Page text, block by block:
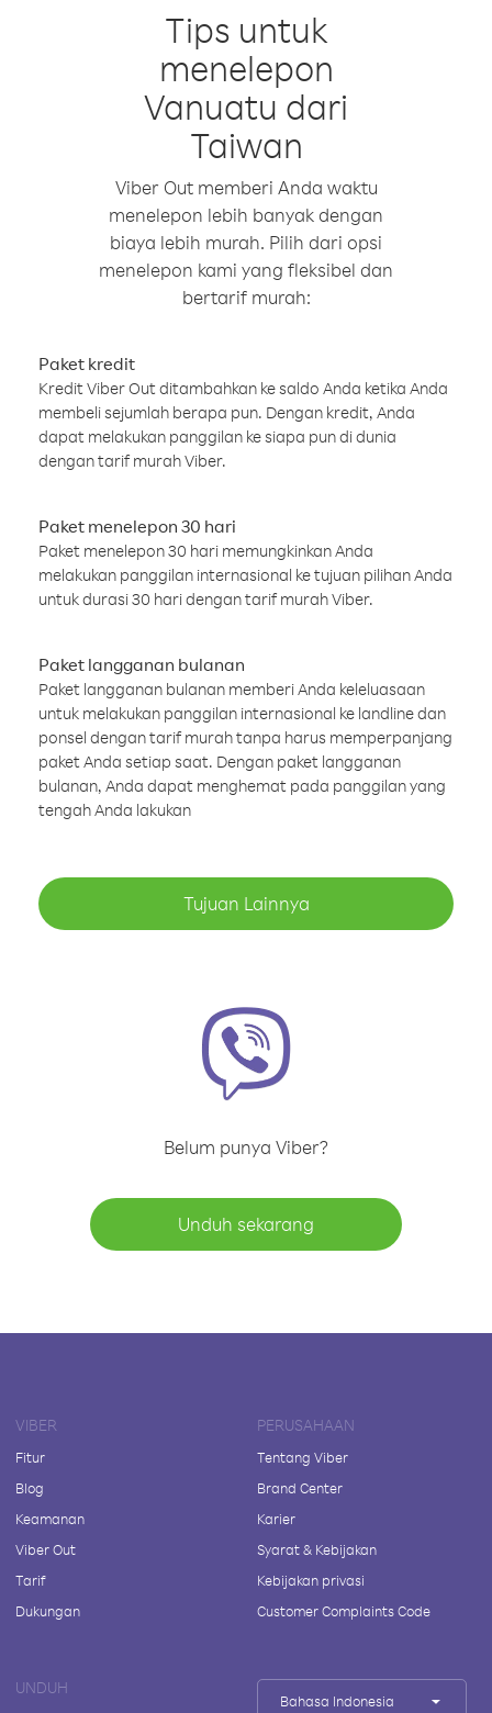
Tips untuk
menelepon
Vanuatu dari
Taiwan
Viber Out memberi Anda waktu
menelepon lebih banyak dengan
biaya lebih murah. Pilih dari opsi
menelepon kami yang fleksibel dan
bertarif murah:
Paket kredit
Kredit Viber Out ditambahkan ke saldo Anda ketika Anda
membeli sejumlah berapa pun. Dengan kredit, Anda
dapat melakukan panggilan ke siapa pun di dunia
dengan tarif murah Viber.
Paket menelepon 30 hari
Paket menelepon 30 hari memungkinkan Anda
melakukan panggilan internasional ke tujuan pilihan Anda
untuk durasi 30 hari dengan tarif murah Viber.
Paket langganan bulanan
Paket langganan bulanan memberi Anda keleluasaan
untuk melakukan panggilan internasional ke landline dan
ponsel dengan tarif murah tanpa harus memperpanjang
paket Anda setiap saat. Dengan paket langganan
bulanan, Anda dapat menghemat pada panggilan yang
tengah Anda lakukan
Tujuan Lainnya
Belum punya Viber?
Unduh sekarang
VIBER
Fitur
Blog
Keamanan
Viber Out
Tarif
Dukungan
PERUSAHAAN
Tentang Viber
Brand Center
Karier
Syarat & Kebijakan
Kebijakan privasi
Customer Complaints Code
UNDUH
Bahasa Indonesia